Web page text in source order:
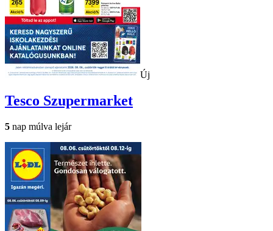
Új
Tesco Szupermarket
5 nap múlva lejár